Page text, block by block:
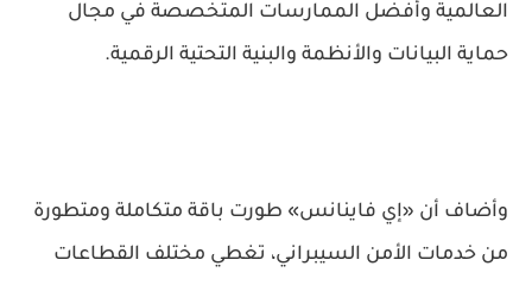
العالمية وأفضل الممارسات المتخصصة في مجال
حماية البيانات والأنظمة والبنية التحتية الرقمية.
وأضاف أن «إي فاينانس» طورت باقة متكاملة ومتطورة
من خدمات الأمن السيبراني، تغطي مختلف القطاعات